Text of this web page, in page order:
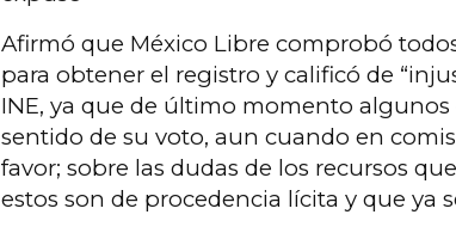
Afirmó que México Libre comprobó
para obtener el registro y calificó de
INE, ya que de último momento
sentido de su voto, aun cuando en
favor; sobre las dudas de los recursos
estos son de procedencia lícita y que ya